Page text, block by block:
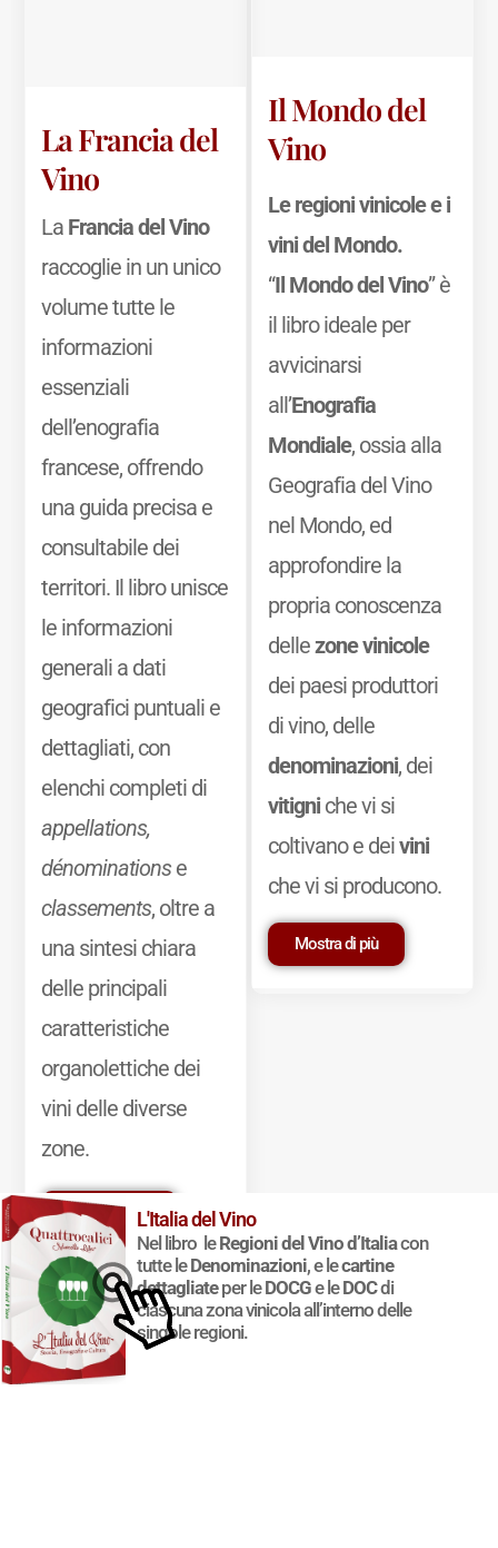
La Francia del
Vino
La Francia del Vino
raccoglie in un unico
volume tutte le
informazioni
essenziali
dell’enografia
francese, offrendo
una guida precisa e
consultabile dei
territori. Il libro unisce
le informazioni
generali a dati
geografici puntuali e
dettagliati, con
elenchi completi di
appellations,
dénominationse
classements, oltre a
una sintesi chiara
delle principali
caratteristiche
organolettiche dei
vini delle diverse
zone.
Mostra di più
Il Mondo del
Vino
Le regioni vinicole e i
vini del Mondo.
“Il Mondo del Vino” è
il libro ideale per
avvicinarsi
all’Enografia
Mondiale, ossia alla
Geografia del Vino
nel Mondo, ed
approfondire la
propria conoscenza
dellezone vinicole
dei paesi produttori
di vino, delle
denominazioni, dei
vitigniche vi si
coltivano e deivini
che vi si producono.
Mostra di più
L'Italia del Vino
Nel libro leRegioni del Vino d’Italiacon
tutte leDenominazioni, e lecartine
dettagliateper leDOCGe leDOCdi
ciascuna zona vinicola all’interno delle
singole regioni.